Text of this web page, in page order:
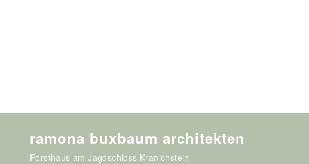
ramona buxbaum architekten
Forsthaus am Jagdschloss Kranichstein